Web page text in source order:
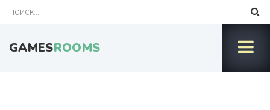
GAMESROOMS